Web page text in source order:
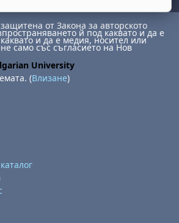
от Закона за авторското
й под каквато и да е
и да е медия, носител или
само със съгласието на Нов
University
(Влизане)